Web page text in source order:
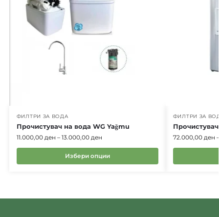
ФИЛТРИ ЗА ВОДА
Прочистувач на вода WG Yağmu
11.000,00 ден – 13.000,00 ден
Избери опции
ФИЛТРИ ЗА
72.000,00 ден –